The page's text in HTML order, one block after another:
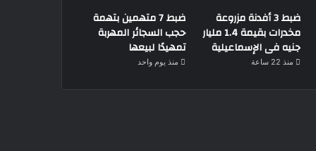
ضبط 3 أفدنة مزروعة
مخدرات بقيمة 1.4 مليار
جنيه فى الإسماعيلية
منذ 22 ساعة
ضبط 7 متهمين بتهمة
حجب السجائر المهربة
تمهيدًا لبيعها
منذ يوم واحد